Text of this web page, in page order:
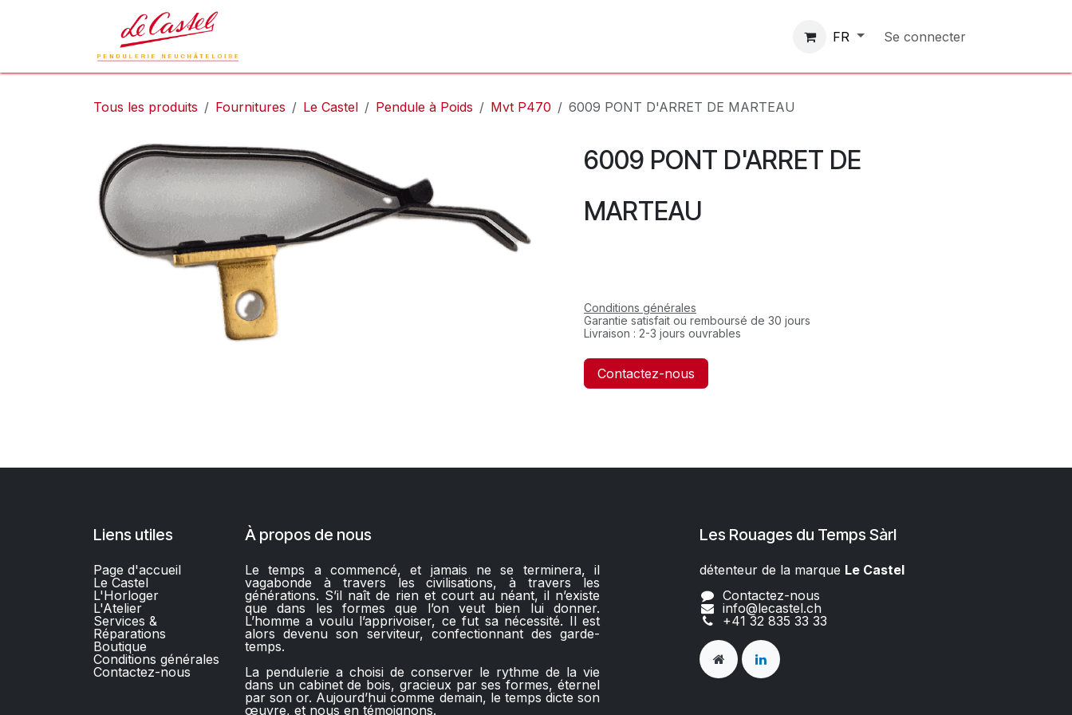
Contactez-nous FR Se connecter
Tous les produits Fournitures Le Castel Pendule à Poids Mvt P470 6009 PONT D'ARRET DE MARTEAU
6009 PONT D'ARRET DE
MARTEAU
Conditions générales
Garantie satisfait ou remboursé de 30 jours
Livraison : 2-3 jours ouvrables
Contactez-nous
Liens utiles
Page d'accueil
Le Castel
L'Horloger
L'Atelier
Services &
Réparations
Boutique
Conditions générales
Contactez-nous​
À propos de nous
Le temps a commencé, et jamais ne se terminera, il
vagabonde à travers les civilisations, à travers les
générations. S’il naît de rien et court au néant, il n’existe
que dans les formes que l’on veut bien lui donner.
L’homme a voulu l’apprivoiser, ce fut sa nécessité. Il est
alors devenu son serviteur, confectionnant des garde-
temps.
La pendulerie a choisi de conserver le rythme de la vie
dans un cabinet de bois, gracieux par ses formes, éternel
par son or. Aujourd’hui comme demain, le temps dicte son
œuvre, et nous en témoignons.
Les Rouages du Temps Sàrl
détenteur de la marque Le Castel​​
Contactez-nous
info@lecastel.ch
+41 32 835 33 33